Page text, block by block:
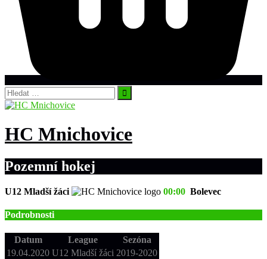
Vyhledávání
HC Mnichovice
Pozemní hokej
U12 Mladší žáci 00:00 Bolevec
Podrobnosti
Datum League
Sezóna
19.04.2020 U12 Mladší žáci 2019-2020